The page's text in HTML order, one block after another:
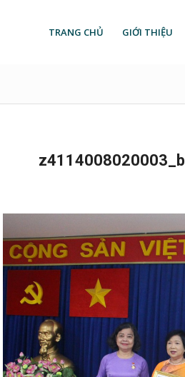
TRANG CHỦ GIỚI THIỆU